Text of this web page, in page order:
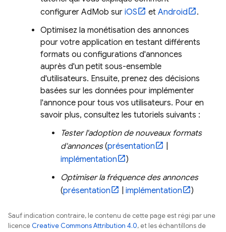
configurer AdMob sur iOS et Android
.
Optimisez la monétisation des annonces
pour votre application en testant différents
formats ou configurations d'annonces
auprès d'un petit sous-ensemble
d'utilisateurs. Ensuite, prenez des décisions
basées sur les données pour implémenter
l'annonce pour tous vos utilisateurs. Pour en
savoir plus, consultez les tutoriels suivants :
Tester l'adoption de nouveaux formats
d'annonces(présentation
implémentation
)
Optimiser la fréquence des annonces
(présentation implémentation )
Sauf indication contraire, le contenu de cette page est régi par une
licenceCreative Commons Attribution 4.0, et les échantillons de